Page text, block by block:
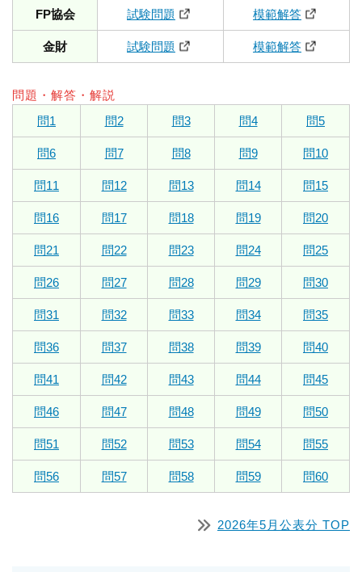
FP協会
試験問題 模範解答
金財 試験問題 模範解答
問題・解答・解説
問1
問2 問3 問4 問5
問6 問7 問8 問9 問10
問11 問12 問13 問14 問15
問16 問17 問18 問19 問20
問21 問22 問23 問24 問25
問26 問27 問28 問29 問30
問31 問32 問33 問34 問35
問36 問37 問38 問39 問40
問41 問42 問43 問44 問45
問46 問47 問48 問49 問50
問51 問52 問53 問54 問55
問56 問57 問58 問59 問60
2026年5月公表分 TOP